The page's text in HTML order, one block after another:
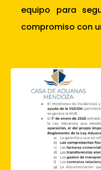
equipo para
compromiso con